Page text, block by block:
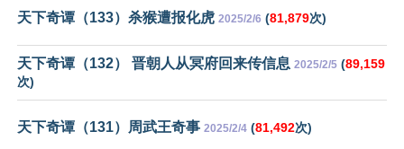
天下奇谭（133）杀猴遭报化虎 2025/2/6 (81,879次)
天下奇谭（132） 晋朝人从冥府回来传信息 2025/2/5 (89,159
次)
天下奇谭（131）周武王奇事 2025/2/4 (81,492次)